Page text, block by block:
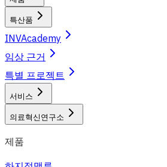
특산품
INVAcademy
임상 근거
특별 프로젝트
서비스
의료혁신연구소
제품